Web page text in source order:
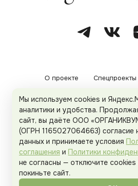
О проекте Спецпроекты
Рекламодателям Политика
Пользовательское
Organicwoman.ru . Все
Мы используем cookies и
аналитики и удобства.
сайт, вы даёте ООО
(ОГРН 1165027064663) согласие
данных и принимаете условия
соглашения и Политики
не согласны — отключите cookies
покиньте сайт.